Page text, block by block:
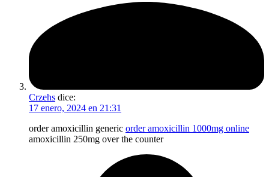
Crzehs dice:
17 enero, 2024 en 21:31
order amoxicillin generic order amoxicillin 1000mg online
amoxicillin 250mg over the counter